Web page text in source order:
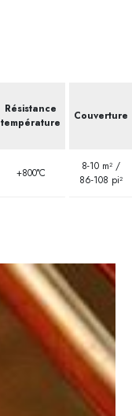
Résistance
température
Couverture
+800°C
8-10 m² /
86-108 pi²